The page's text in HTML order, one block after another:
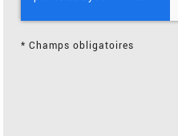
*Champs obligatoires